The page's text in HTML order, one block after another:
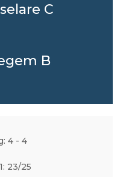
C
B
4 - 4
23/25